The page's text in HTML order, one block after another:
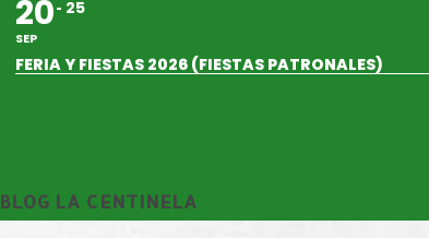
20
SEP
25
FERIA Y FIESTAS 2026 (FIESTAS PATRONALES)
BLOG LA CENTINELA